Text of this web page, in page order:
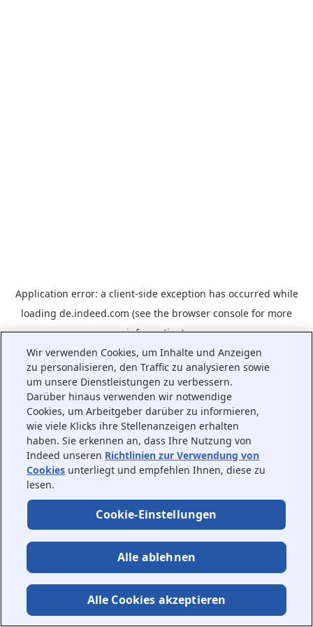
Application error: a client-side exception has occurred while
loading de.indeed.com (see the browser console for more
information).
Wir verwenden Cookies, um Inhalte und Anzeigen
zu personalisieren, den Traffic zu analysieren sowie
um unsere Dienstleistungen zu verbessern.
Darüber hinaus verwenden wir notwendige
Cookies, um Arbeitgeber darüber zu informieren,
wie viele Klicks ihre Stellenanzeigen erhalten
haben. Sie erkennen an, dass Ihre Nutzung von
Indeed unseren Richtlinien zur Verwendung von
Cookies unterliegt und empfehlen Ihnen, diese zu
lesen.
Cookie-Einstellungen
Alle ablehnen
Alle Cookies akzeptieren